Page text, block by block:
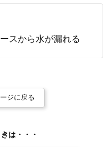
スから水が漏れる
ジに戻る
は・・・